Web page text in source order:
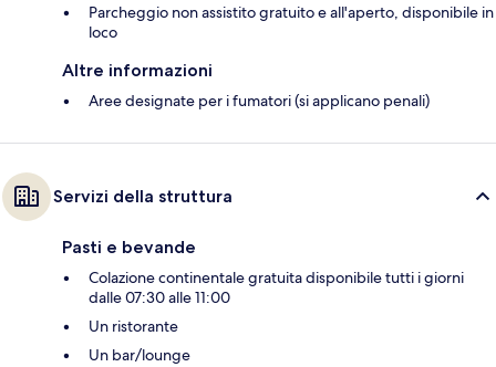
Parcheggio non assistito gratuito e all'aperto, disponibile in
loco
Altre informazioni
Aree designate per i fumatori (si applicano penali)
Servizi della struttura
Pasti e bevande
Colazione continentale gratuita disponibile tutti i giorni
dalle 07:30 alle 11:00
Un ristorante
Un bar/lounge